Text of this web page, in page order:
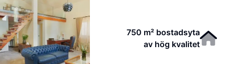
750 m² bostadsyta
av hög kvalitet